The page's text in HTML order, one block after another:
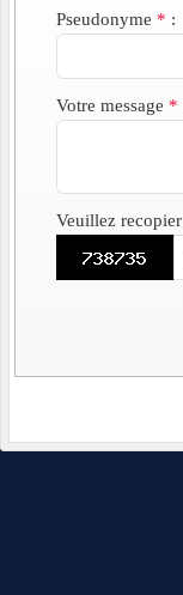
Pseudonyme * :
Votre message *
Veuillez